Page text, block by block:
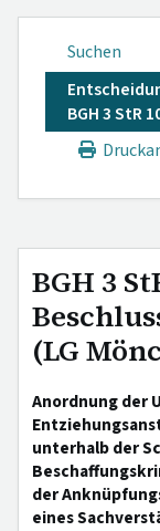
Suchen
BGH 3 StR
BGH 3
(LG
Anordnung der
unterhalb der
der
eines